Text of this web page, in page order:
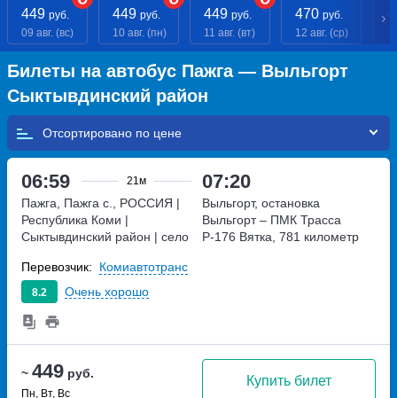
449 руб.
09 авг. (вс)
449 руб.
10 авг. (пн)
449 руб.
11 авг. (вт)
470 руб.
12 авг. (ср)
Билеты на автобус Пажга — Выльгорт
Сыктывдинский район
Отсортировано по
06:59 21м 07:20
~ 449 руб.
Пн, Вт, Вс
Купить билет
Пажга, Пажга с., РОССИЯ |
Республика Коми |
Сыктывдинский район | село
Республика Коми |
Сыктывдинский район | село
Пажга, Россия
Выльгорт, остановка
Выльгорт – ПМК Трасса
Р-176 Вятка, 781 километр
8.2 Очень хорошо
Перевозчик: Комиавтотранс